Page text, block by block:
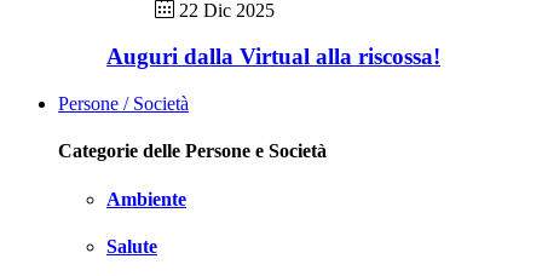
22 Dic 2025
Auguri dalla Virtual alla riscossa!
Persone / Società
Categorie delle Persone e Società
Ambiente
Salute